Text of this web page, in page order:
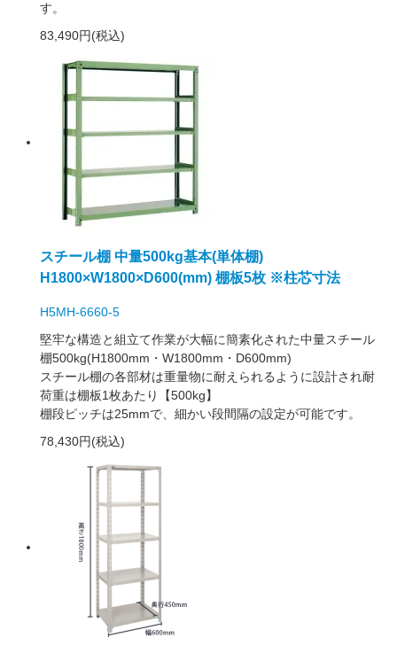
す。
83,490円(税込)
スチール棚 中量500kg基本(単体棚)
H1800×W1800×D600(mm) 棚板5枚 ※柱芯寸法
H5MH-6660-5
堅牢な構造と組立て作業が大幅に簡素化された中量スチール
棚500kg(H1800mm・W1800mm・D600mm)
スチール棚の各部材は重量物に耐えられるように設計され耐
荷重は棚板1枚あたり【500kg】
棚段ピッチは25mmで、細かい段間隔の設定が可能です。
78,430円(税込)